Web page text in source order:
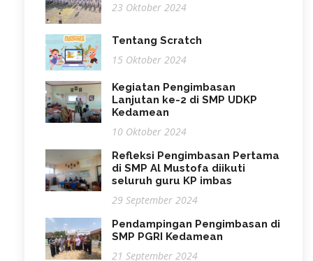
23 Oktober 2024
Tentang Scratch
15 Oktober 2024
Kegiatan Pengimbasan
Lanjutan ke-2 di SMP UDKP
Kedamean
10 Oktober 2024
Refleksi Pengimbasan Pertama
di SMP Al Mustofa diikuti
seluruh guru KP imbas
29 September 2024
Pendampingan Pengimbasan di
SMP PGRI Kedamean
21 September 2024